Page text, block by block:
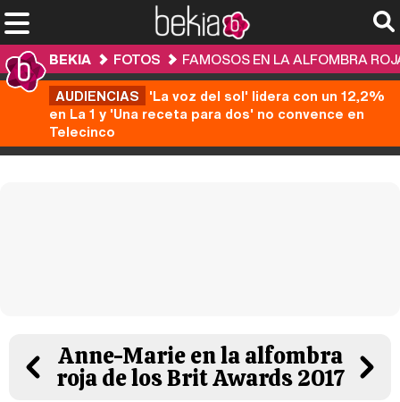
BEKIA FOTOS
FAMOSOS EN LA ALFOMBRA
AUDIENCIAS 'La voz del sol' lidera con un 12,2%
en La 1 y 'Una receta para dos' no convence en
Telecinco
Anne-Marie en la alfombra
roja de los Brit Awards 2017